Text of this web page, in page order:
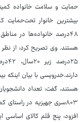
حمایت و سلامت خانواده
بیشترین خانوار تحت‌حمایت
۸۰۳سری جهیزیه در
افزود: پنج قلم کالای اساسی